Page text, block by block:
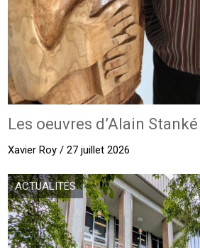
Les oeuvres d’Alain
Xavier Roy / 27 juillet 2026
ACTUALITÉS